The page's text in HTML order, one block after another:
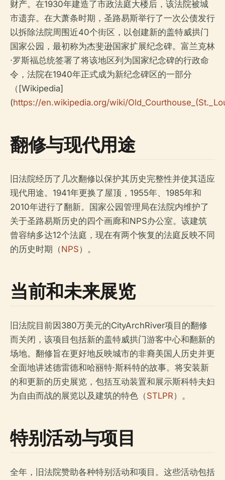
财产。在1930年建造了市政法庭大楼后，该法院被城
市遗弃。在大萧条时期，圣路易斯举行了一次公债发行
以拆除法院周围近40个街区，以创建新的盖特威拱门
国家公园，最初称为杰斐逊国家扩展纪念碑。富兰克林
·罗斯福总统签署了将该地区列为国家纪念碑的行政命
令，法院在1940年正式成为新纪念碑区的一部分
（[Wikipedia]
(https://en.wikipedia.org/wiki/
翻修与现代用途
旧法院经历了几次翻修以保护其历史完整性并使其适应
现代用途。1941年更换了屋顶，1955年、1985年和
2010年进行了翻新。国家公园管理局在法院内维护了
关于圣路易斯历史的四个画廊和NPS办公室。该建筑
曾容纳多达12个法庭，现在有两个恢复的法庭反映不同
的历史时期（NPS）。
当前和未来展览
旧法院目前因380万美元的CityArchRiver项目的翻修
而关闭，该项目包括新的盖特威拱门游客中心和翻新的
场地。翻修旨在更好地反映城市的非裔美国人历史并更
全面地讲述德雷德和哈丽特·斯科特的故事。将安装新
的和更新的历史展览，包括互动装置和展示斯科特夫妇
为自由而战的展览以及建筑的特色（STLPR）。
特别活动与项目
全年，旧法院赞助各种特别活动和项目。这些活动包括